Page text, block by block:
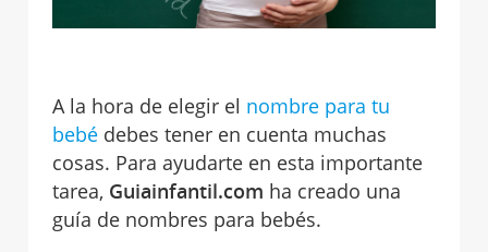
A la hora de elegir el nombre para tu
bebé debes tener en cuenta muchas
cosas. Para ayudarte en esta importante
tarea, Guiainfantil.com ha creado una
guía de nombres para bebés.